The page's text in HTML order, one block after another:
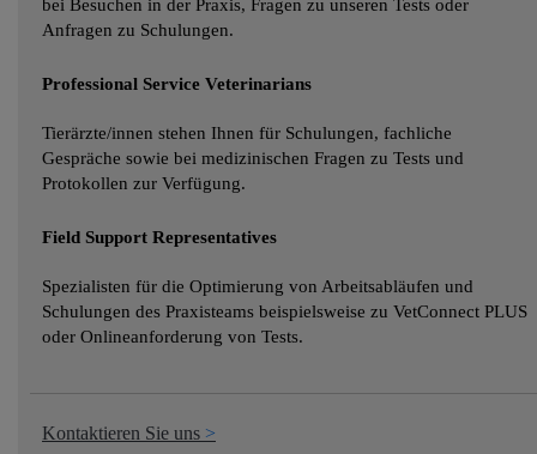
bei Besuchen in der Praxis, Fragen zu unseren Tests oder
Anfragen zu Schulungen.
Professional Service Veterinarians
Tierärzte/innen stehen Ihnen für Schulungen, fachliche
Gespräche sowie bei medizinischen Fragen zu Tests und
Protokollen zur Verfügung.
Field Support Representatives
Spezialisten für die Optimierung von Arbeitsabläufen und
Schulungen des Praxisteams beispielsweise zu VetConnect PLUS
oder Onlineanforderung von Tests.
Kontaktieren Sie uns